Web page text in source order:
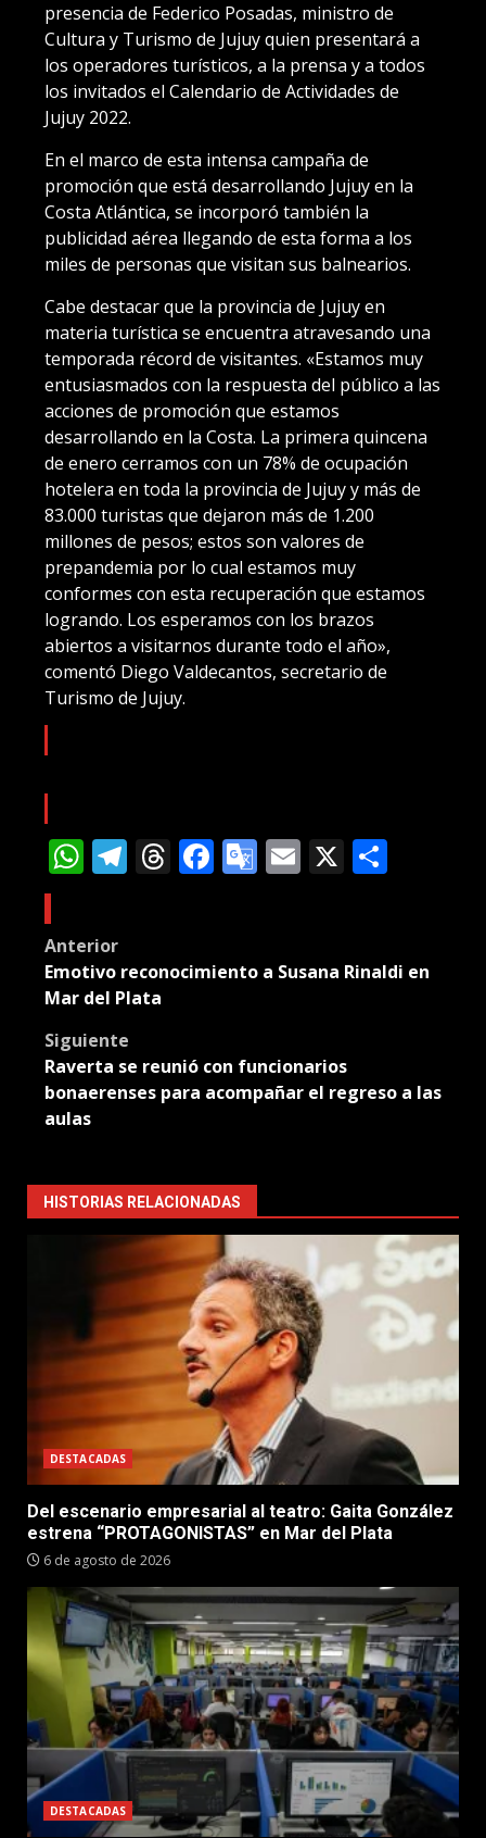
presencia de Federico Posadas, ministro de
Cultura y Turismo de Jujuy quien presentará a
los operadores turísticos, a la prensa y a todos
los invitados el Calendario de Actividades de
Jujuy 2022.
En el marco de esta intensa campaña de
promoción que está desarrollando Jujuy en la
Costa Atlántica, se incorporó también la
publicidad aérea llegando de esta forma a los
miles de personas que visitan sus balnearios.
Cabe destacar que la provincia de Jujuy en
materia turística se encuentra atravesando una
temporada récord de visitantes. «Estamos muy
entusiasmados con la respuesta del público a las
acciones de promoción que estamos
desarrollando en la Costa. La primera quincena
de enero cerramos con un 78% de ocupación
hotelera en toda la provincia de Jujuy y más de
83.000 turistas que dejaron más de 1.200
millones de pesos; estos son valores de
prepandemia por lo cual estamos muy
conformes con esta recuperación que estamos
logrando. Los esperamos con los brazos
abiertos a visitarnos durante todo el año»,
comentó Diego Valdecantos, secretario de
Turismo de Jujuy.
WhatsApp
Telegram
Threads
Facebook
Google
Email
X
Post
navigation
Anterior
Emotivo reconocimiento a Susana Rinaldi en
Mar del Plata
Siguiente
Raverta se reunió con funcionarios
bonaerenses para acompañar el regreso a las
aulas
HISTORIAS RELACIONADAS
DESTACADAS
Del escenario empresarial al teatro: Gaita González
estrena “PROTAGONISTAS” en Mar del Plata
6 de agosto de 2026
DESTACADAS